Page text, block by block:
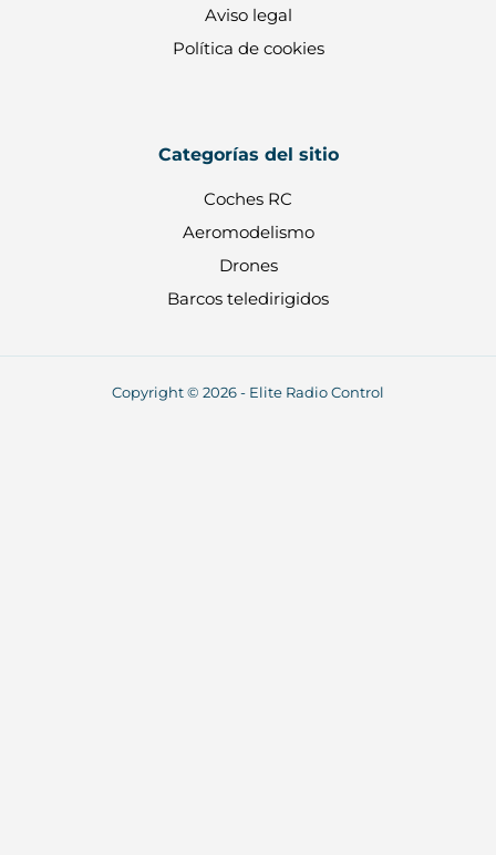
Aviso legal
Política de cookies
Categorías del sitio
Coches RC
Aeromodelismo
Drones
Barcos teledirigidos
Copyright © 2026 - Elite Radio Control